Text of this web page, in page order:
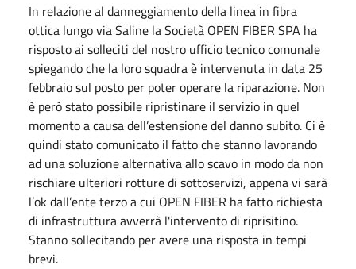
In relazione al danneggiamento della linea in fibra
ottica lungo via Saline la Società OPEN FIBER SPA ha
risposto ai solleciti del nostro ufficio tecnico comunale
spiegando che la loro squadra è intervenuta in data 25
febbraio sul posto per poter operare la riparazione. Non
è però stato possibile ripristinare il servizio in quel
momento a causa dell’estensione del danno subito. Ci è
quindi stato comunicato il fatto che stanno lavorando
ad una soluzione alternativa allo scavo in modo da non
rischiare ulteriori rotture di sottoservizi, appena vi sarà
l’ok dall’ente terzo a cui OPEN FIBER ha fatto richiesta
di infrastruttura avverrà l'intervento di riprisitino.
Stanno sollecitando per avere una risposta in tempi
brevi.